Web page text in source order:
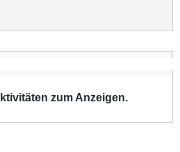
zum Anzeigen.